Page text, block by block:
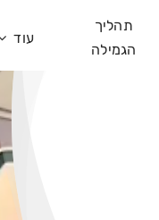
תהליך
הגמילה
עוד